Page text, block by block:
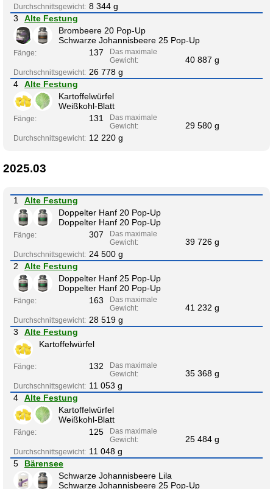
Durchschnittsgewicht: 8 344 g
3
Alte Festung
Brombeere 20 Pop-Up
Schwarze Johannisbeere 25 Pop-Up
Fänge: 137
Das maximale
Gewicht:
40 887 g
Durchschnittsgewicht: 26 778 g
4
Alte Festung
Kartoffelwürfel
Weißkohl-Blatt
Fänge: 131
Das maximale
Gewicht:
29 580 g
Durchschnittsgewicht: 12 220 g
2025.03
1
Alte Festung
Doppelter Hanf 20 Pop-Up
Doppelter Hanf 20 Pop-Up
Fänge: 307
Das maximale
Gewicht:
39 726 g
Durchschnittsgewicht: 24 500 g
2
Alte Festung
Doppelter Hanf 25 Pop-Up
Doppelter Hanf 20 Pop-Up
Fänge: 163
Das maximale
Gewicht:
41 232 g
Durchschnittsgewicht: 28 519 g
3
Alte Festung
Kartoffelwürfel
Fänge: 132
Das maximale
Gewicht:
35 368 g
Durchschnittsgewicht: 11 053 g
4
Alte Festung
Kartoffelwürfel
Weißkohl-Blatt
Fänge: 125
Das maximale
Gewicht:
25 484 g
Durchschnittsgewicht: 11 048 g
5
Bärensee
Schwarze Johannisbeere Lila
Schwarze Johannisbeere 25 Pop-Up